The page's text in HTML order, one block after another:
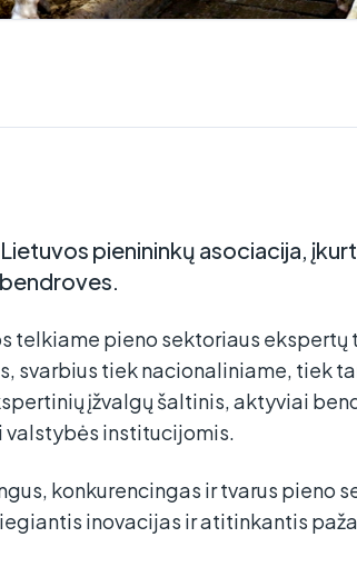
pienininkų asociacija,
telkiame pieno sektoriaus
svarbius tiek nacionaliniame, tiek
įžvalgų šaltinis, aktyviai
institucijomis.
konkurencingas ir tvarus pieno
inovacijas ir atitinkantis